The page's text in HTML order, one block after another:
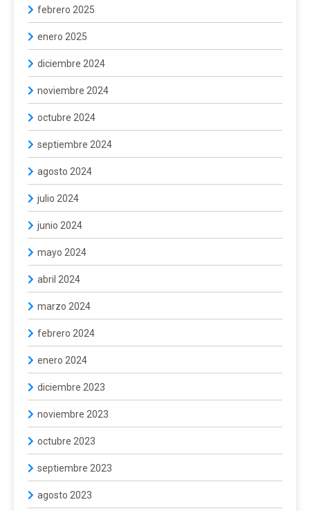
febrero 2025
enero 2025
diciembre 2024
noviembre 2024
octubre 2024
septiembre 2024
agosto 2024
julio 2024
junio 2024
mayo 2024
abril 2024
marzo 2024
febrero 2024
enero 2024
diciembre 2023
noviembre 2023
octubre 2023
septiembre 2023
agosto 2023